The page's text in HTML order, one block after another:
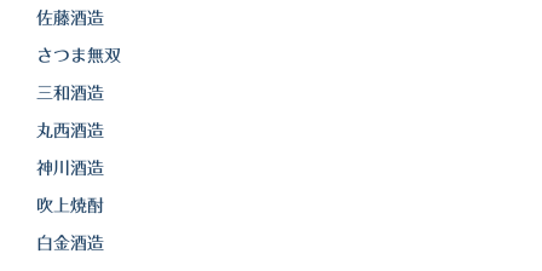
佐藤酒造
さつま無双
三和酒造
丸西酒造
神川酒造
吹上焼酎
白金酒造